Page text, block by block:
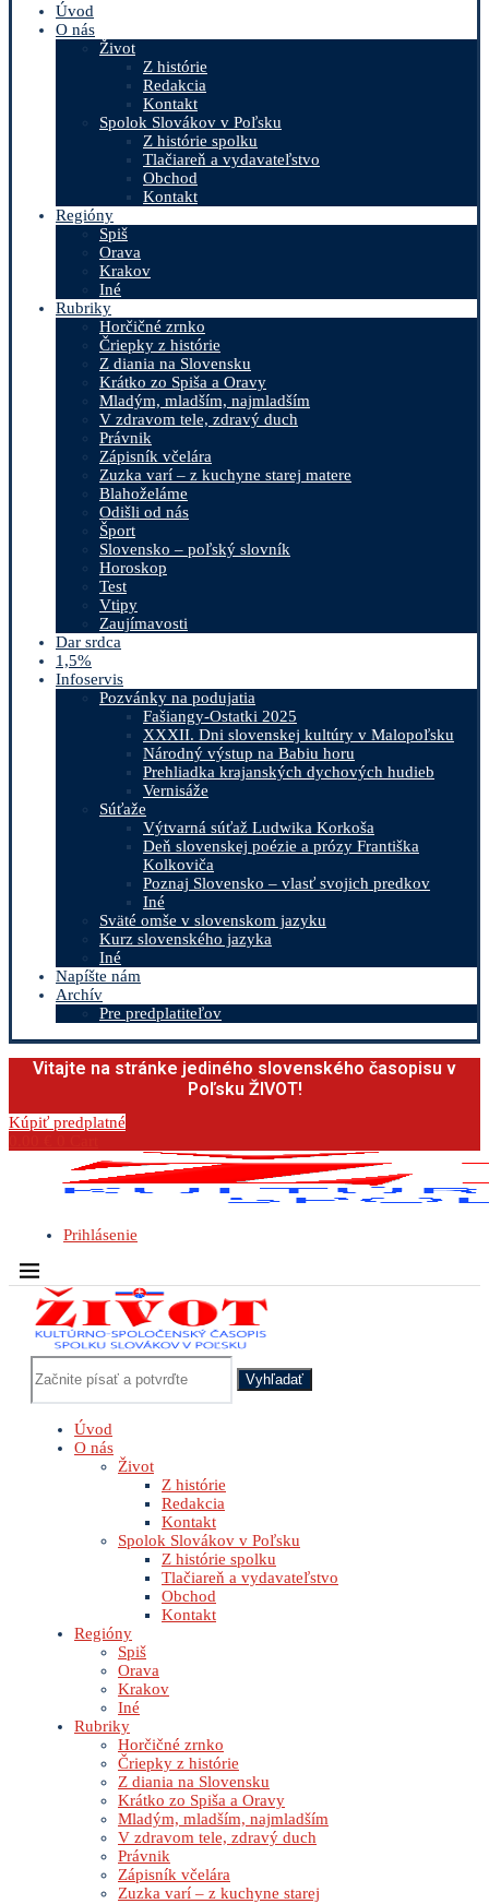
Úvod
O nás
Život
Z histórie
Redakcia
Kontakt
Spolok Slovákov v Poľsku
Z histórie spolku
Tlačiareň a vydavateľstvo
Obchod
Kontakt
Regióny
Spiš
Orava
Krakov
Iné
Rubriky
Horčičné zrnko
Čriepky z histórie
Z diania na Slovensku
Krátko zo Spiša a Oravy
Mladým, mladším, najmladším
V zdravom tele, zdravý duch
Právnik
Zápisník včelára
Zuzka varí – z kuchyne starej matere
Blahoželáme
Odišli od nás
Šport
Slovensko – poľský slovník
Horoskop
Test
Vtipy
Zaujímavosti
Dar srdca
1,5%
Infoservis
Pozvánky na podujatia
Fašiangy-Ostatki 2025
XXXII. Dni slovenskej kultúry v Malopoľsku
Národný výstup na Babiu horu
Prehliadka krajanských dychových hudieb
Vernisáže
Súťaže
Výtvarná súťaž Ludwika Korkoša
Deň slovenskej poézie a prózy Františka
Kolkoviča
Poznaj Slovensko – vlasť svojich predkov
Iné
Sväté omše v slovenskom jazyku
Kurz slovenského jazyka
Iné
Napíšte nám
Archív
Pre predplatiteľov
Vitajte na stránke jediného slovenského časopisu v
Poľsku ŽIVOT!
Kúpiť predplatné
Prihlásenie
Vyhľadať
Úvod
O nás
Život
Z histórie
Redakcia
Kontakt
Spolok Slovákov v Poľsku
Z histórie spolku
Tlačiareň a vydavateľstvo
Obchod
Kontakt
Regióny
Spiš
Orava
Krakov
Iné
Rubriky
Horčičné zrnko
Čriepky z histórie
Z diania na Slovensku
Krátko zo Spiša a Oravy
Mladým, mladším, najmladším
V zdravom tele, zdravý duch
Právnik
Zápisník včelára
Zuzka varí – z kuchyne starej